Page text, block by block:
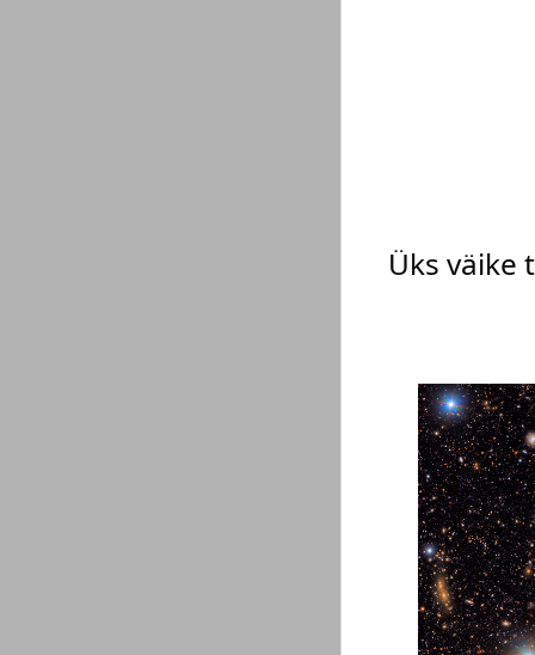
Üks väike